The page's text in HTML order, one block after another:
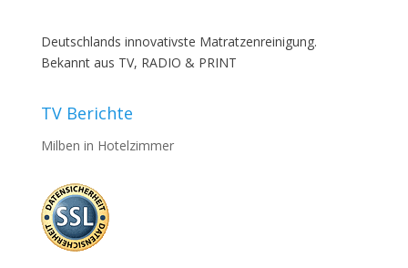
Deutschlands innovativste Matratzenreinigung.
Bekannt aus TV, RADIO & PRINT
TV Berichte
Milben in Hotelzimmer